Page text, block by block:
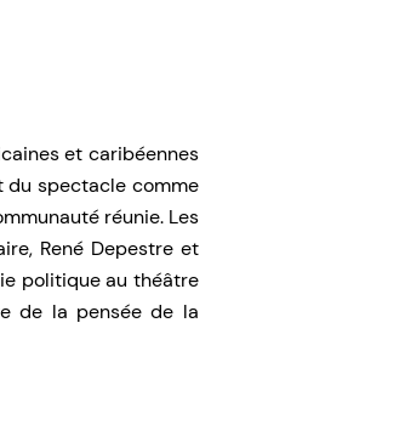
et caribéennes
du spectacle comme
réunie. Les
René Depestre et
politique au théâtre
de la pensée de la